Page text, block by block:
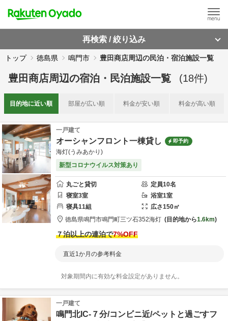
再検索 / 絞り込み
トップ 徳島県 鳴門市 豊田商店周辺の民泊・宿泊施設一覧
豊田商店周辺の宿泊・民泊施設一覧 (18件)
目的地に近い順 部屋が広い順 料金が安い順 料金が高い順
一戸建て
オーシャンフロント一棟貸し 即予約
海灯(うみあかり)
新型コロナウイルス対策あり
丸ごと貸切 定員10名
寝室3室 浴室1室
寝具11組 広さ150㎡
徳島県鳴門市鳴門町三ツ石352海灯 目的地から1.6km
７泊以上の連泊で7%OFF
直近1か月の参考料金
対象期間内に有効な料金設定がありません。
一戸建て
鳴門北IC-７分/コンビニ近/ペットと過ごすフ